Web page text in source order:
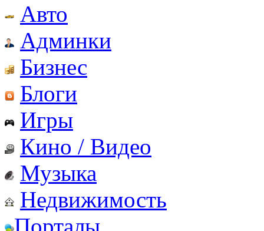
Авто
Админки
Бизнес
Блоги
Игры
Кино / Видео
Музыка
Недвижимость
Порталы